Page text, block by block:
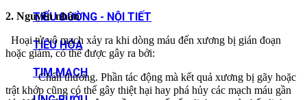
TIỂU ĐƯỜNG - NỘI TIẾT
TIÊU HÓA
TIM MẠCH
2. Nguyên nhân
Hoại tử vô mạch xảy ra khi dòng máu đến xương bị gián đoạn
hoặc giảm, có thể được gây ra bởi:
Chấn thương. Phần tác động mà kết quả xương bị gãy hoặc
trật khớp cũng có thể gây thiệt hại hay phá hủy các mạch máu gần